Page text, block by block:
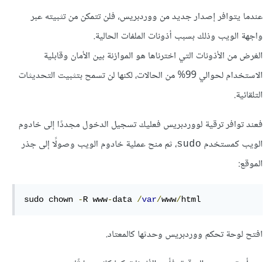
عندما يتوافر إصدار جديد من ووردبريس، فلن تتمكن من تثبيته عبر
واجهة الويب وذلك بسبب أذونات الملفات الحالية.
الغرض من الأذونات التي اخترناها هو الموازنة بين الأمان وقابلية
الاستخدام لحوالي 99% من الحالات، لكنها لن تسمح بتثبيت التحديثات
التلقائية.
فعند توافر ترقية لووردبريس فعليك تسجيل الدخول مجددًا إلى خادوم
الويب كمستخدم sudo، ثم منح عملية خادوم الويب وصولًا إلى جذر
الموقع:
sudo chown -R www-data /var/www/html
افتح لوحة تحكم ووردبريس وحدثها كالمعتاد.